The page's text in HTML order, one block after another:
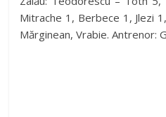
Mitrache 1, Berbece 1, Jlezi
Mărginean, Vrabie. Antrenor: